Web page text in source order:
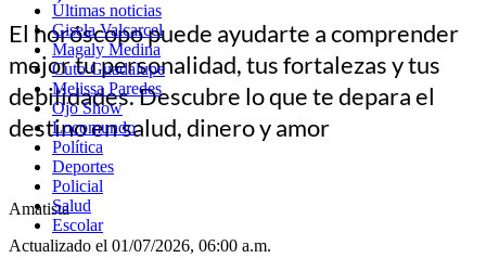
Últimas noticias
Gisela Valcarcel
Magaly Medina
Cuto Guadalupe
Melissa Paredes
Ojo Show
Locomundo
Política
Deportes
Policial
Salud
Escolar
El horóscopo puede ayudarte a comprender
mejor tu personalidad, tus fortalezas y tus
debilidades. Descubre lo que te depara el
destino en salud, dinero y amor
Amatista
Actualizado el 01/07/2026, 06:00 a.m.